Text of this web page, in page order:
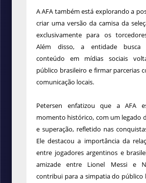
A AFA também está explorando a
criar uma versão da camisa da
exclusivamente para os
Além disso, a entidade busca
conteúdo em mídias sociais
público brasileiro e firmar parcerias
comunicação locais.
Petersen enfatizou que a AFA
momento histórico, com um legado
e superação, refletido nas
Ele destacou a importância da
entre jogadores argentinos e
amizade entre Lionel Messi e
contribui para a simpatia do público